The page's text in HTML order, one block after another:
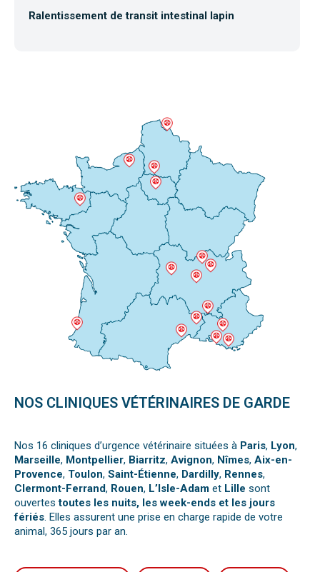
Ralentissement de transit intestinal lapin
NOS CLINIQUES VÉTÉRINAIRES DE GARDE
Nos 16 cliniques d’urgence vétérinaire situées à Paris, Lyon,
Marseille, Montpellier, Biarritz, Avignon, Nîmes, Aix-en-
Provence, Toulon, Saint-Étienne, Dardilly, Rennes,
Clermont-Ferrand, Rouen, L’Isle-Adam et Lille sont
ouvertestoutes les nuits, les week-ends et les jours
fériés. Elles assurent une prise en charge rapide de votre
animal, 365 jours par an.